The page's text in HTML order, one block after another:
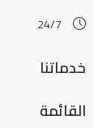
24/7
خدماتنا
القائمة